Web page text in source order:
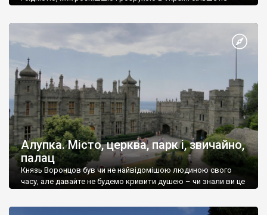
Алупка. Місто, церква, парк і, звичайно,
палац
Князь Воронцов був чи не найвідомішою людиною свого
часу, але давайте не будемо кривити душею – чи знали ви це